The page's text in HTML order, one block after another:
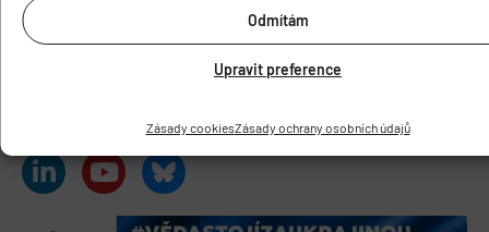
Odmítám
Upravit preference
Zásady cookiesZásady ochrany osobních údajů
E-mail:
fgu@fgu.cas.cz
Datová schránka:
Buďte s námi v kontaktu